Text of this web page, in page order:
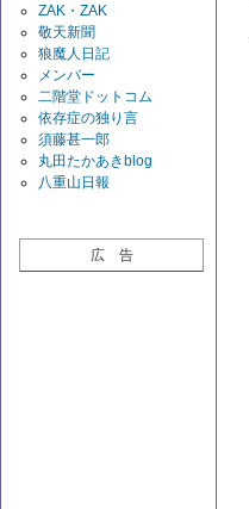
ZAK・ZAK
敬天新聞
狼魔人日記
メンバー
二階堂ドットコム
依存症の独り言
須藤甚一郎
丸田たかあきblog
八重山日報
広 告